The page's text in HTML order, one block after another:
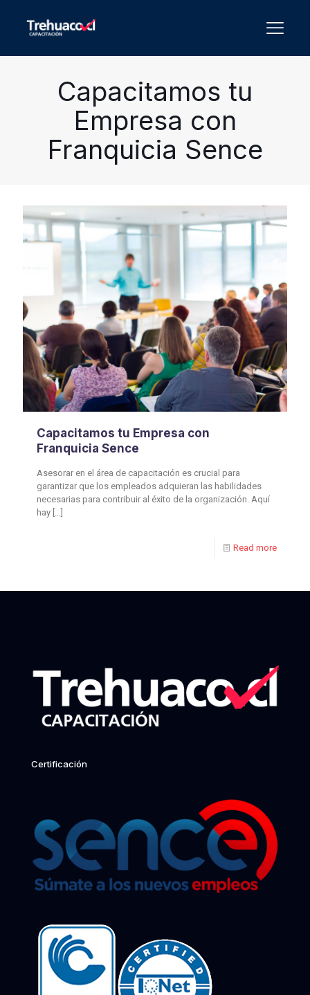
Capacitamos tu
Empresa con
Franquicia Sence
Capacitamos tu Empresa con
Franquicia Sence
Asesorar en el área de capacitación es crucial para
garantizar que los empleados adquieran las habilidades
necesarias para contribuir al éxito de la organización. Aquí
hay […]
Read more
Certificación